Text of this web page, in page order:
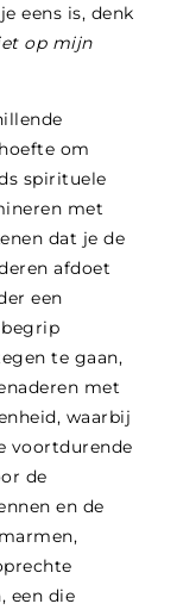
eens is, denk
op mijn
om
spirituele
met
dat je de
afdoet
een
te gaan,
met
waarbij
voortdurende
de
en de
een die